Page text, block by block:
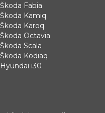
Škoda Fabia
Škoda Kamiq
Škoda Karoq
Škoda Octavia
Škoda Scala
Škoda Kodiaq
Hyundai i30